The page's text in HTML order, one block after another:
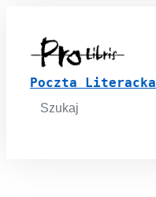
Poczta Literacka
Search
for: